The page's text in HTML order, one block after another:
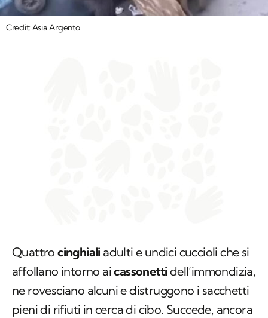
Credit: Asia Argento
Quattrocinghiali adulti e undici cuccioli che si
affollano intorno aicassonetti dell’immondizia,
ne rovesciano alcuni e distruggono i sacchetti
pieni di rifiuti in cerca di cibo. Succede, ancora